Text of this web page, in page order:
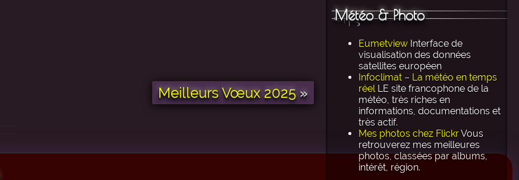
Météo & Photo
Eumetview Interface de
visualisation des données
satellites européen
Infoclimat – La météo en temps
réelLE site francophone de la
météo, très riches en
informations, documentations et
très actif.
Mes photos chez FlickrVous
retrouverez mes meilleures
photos, classées par albums,
intérêt, région.
Meilleurs Vœux 2025»